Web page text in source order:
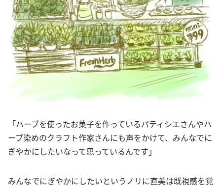
「ハーブを使ったお菓子を作っているパティシエさんやハ
ーブ染めのクラフト作家さんにも声をかけて、みんなでに
ぎやかにしたいなって思っているんです」
みんなでにぎやかにしたいというノリに直美は既視感を覚